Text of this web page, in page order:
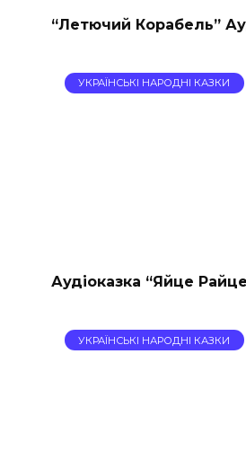
“Летючий Корабель”
УКРАЇНСЬКІ НАРОДНІ КАЗКИ
Аудіоказка “Яйце
УКРАЇНСЬКІ НАРОДНІ КАЗКИ